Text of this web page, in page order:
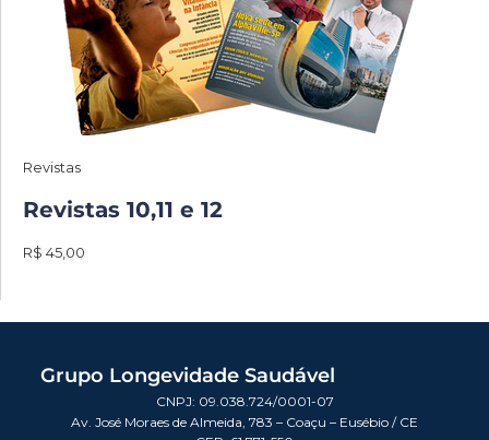
Revistas
Revistas 10,11 e 12
R$ 45,00
Grupo Longevidade Saudável
CNPJ: 09.038.724/0001-07
Av. José Moraes de Almeida, 783 – Coaçu – Eusébio / CE